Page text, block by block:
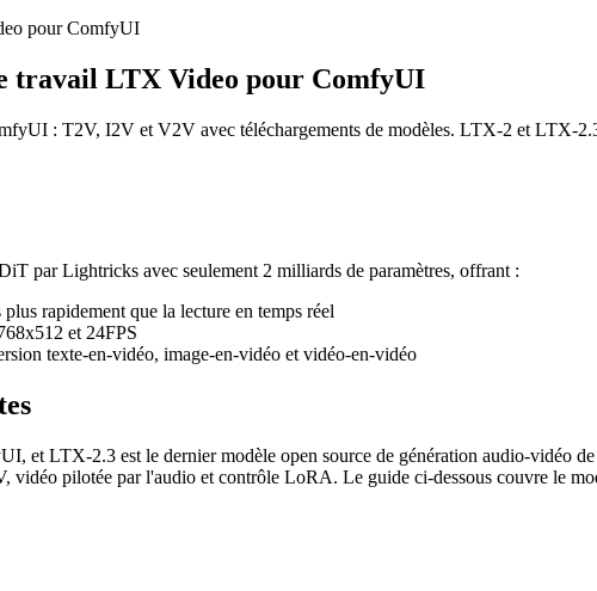
pour ComfyUI
travail LTX Video pour ComfyUI
: T2V, I2V et V2V avec téléchargements de modèles. LTX-2 et LTX-
par Lightricks avec seulement 2 milliards de paramètres, offrant :
rapidement que la lecture en temps réel
et 24FPS
texte-en-vidéo, image-en-vidéo et vidéo-en-vidéo
et LTX-2.3 est le dernier modèle open source de génération audio-vidéo
vidéo pilotée par l'audio et contrôle LoRA. Le guide ci-dessous couvre le